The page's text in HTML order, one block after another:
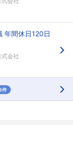
年間休日120日
会社
件